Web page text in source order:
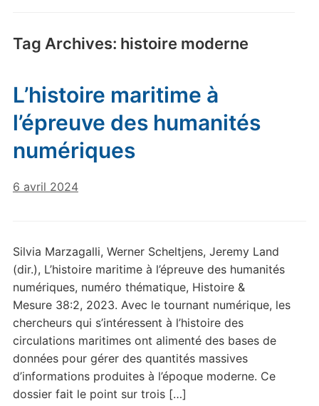
Tag Archives: histoire moderne
L’histoire maritime à
l’épreuve des humanités
numériques
6 avril 2024
Silvia Marzagalli, Werner Scheltjens, Jeremy Land
(dir.), L’histoire maritime à l’épreuve des humanités
numériques, numéro thématique, Histoire &
Mesure 38:2, 2023. Avec le tournant numérique, les
chercheurs qui s’intéressent à l’histoire des
circulations maritimes ont alimenté des bases de
données pour gérer des quantités massives
d’informations produites à l’époque moderne. Ce
dossier fait le point sur trois […]